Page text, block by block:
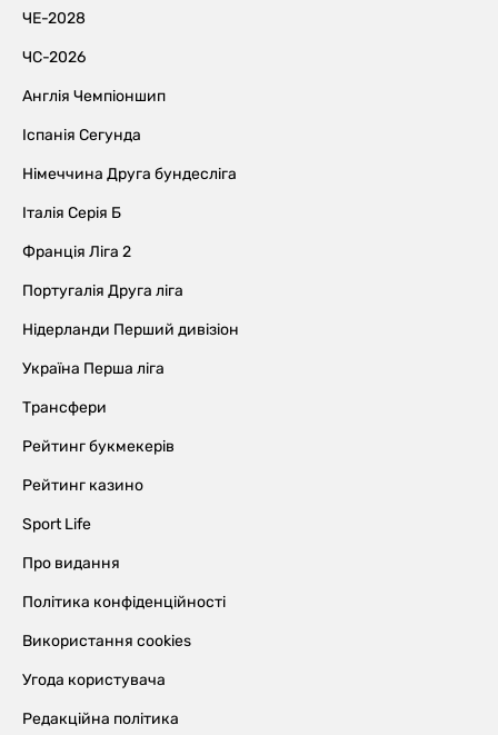
ЧЕ-2028
ЧС-2026
Англія Чемпіоншип
Іспанія Сегунда
Німеччина Друга бундесліга
Італія Серія Б
Франція Ліга 2
Португалія Друга ліга
Нідерланди Перший дивізіон
Україна Перша ліга
Трансфери
Рейтинг букмекерів
Рейтинг казино
Sport Life
Про видання
Політика конфіденційності
Використання cookies
Угода користувача
Редакційна політика